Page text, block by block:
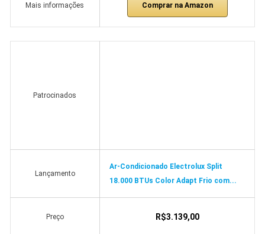
Mais informações Comprar na Amazon
Patrocinados
Lançamento
Ar-Condicionado Electrolux Split
18.000 BTUs Color Adapt Frio com...
Preço R$3.139,00